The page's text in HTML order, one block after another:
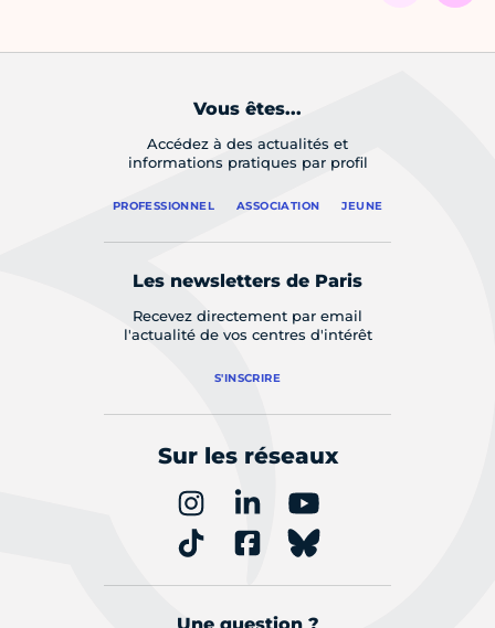
Vous êtes...
Accédez à des actualités et
informations pratiques par profil
PROFESSIONNEL ASSOCIATION JEUNE
Les newsletters de Paris
Recevez directement par email
l'actualité de vos centres d'intérêt
S'INSCRIRE
Sur les réseaux